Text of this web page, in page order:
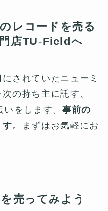
レコードを売る
店TU-Fieldへ
されていたニューミ
の持ち主に託す、
をします。 事前の
す。まずはお気軽にお
売ってみよう